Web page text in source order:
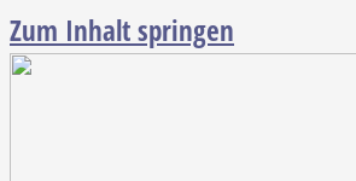
Zum Inhalt springen